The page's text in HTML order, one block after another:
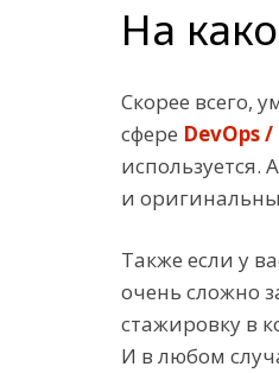
На
Скорее всего,
сфере DevOps
и
Также если у
очень сложно
стажировку в
И в любом